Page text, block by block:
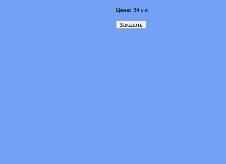
Цена: 34 у.е.